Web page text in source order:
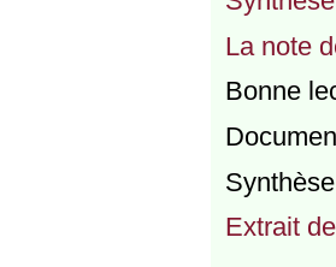
La note
Bonne
Extrait de